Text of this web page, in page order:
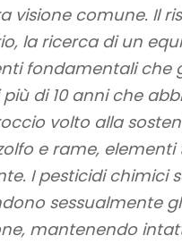
visione comune. Il
la ricerca di un
fondamentali
di 10 anni che
volto alla
e rame,
I pesticidi chimici
sessualmente
mantenendo